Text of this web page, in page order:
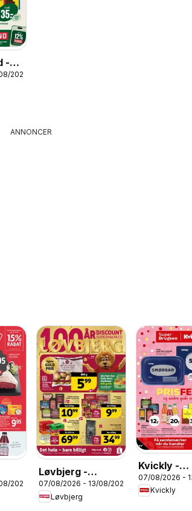
-
2026
ANNONCER
2026
Løvbjerg -
Tilbudsavis uge
33
07/08/2026 - 13/08/2026
Løvbjerg
Kvickly -
32
07/08/2026 -
Kvickly